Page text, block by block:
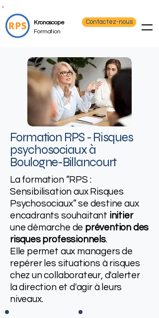
Kronoscope
Formation
Contactez-nous
Formation RPS - Risques
psychosociaux​ à
Boulogne-Billancourt
La formation “RPS :
Sensibilisation aux Risques
Psychosociaux” se destine aux
encadrants souhaitant initier
une démarche de prévention des
risques professionnels.
Elle permet aux managers de
repérer les situations à risques
chez un collaborateur, d'alerter
la direction et d'agir à leurs
niveaux.